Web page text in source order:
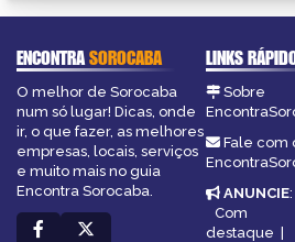
ENCONTRASOROCABA
O melhor de Sorocaba
num só lugar! Dicas, onde
ir, o que fazer, as melhores
empresas, locais, serviços
e muito mais no guia
Encontra Sorocaba.
LINKS
Sobre
Fale com
ANUNCIE:
Com
destaque |